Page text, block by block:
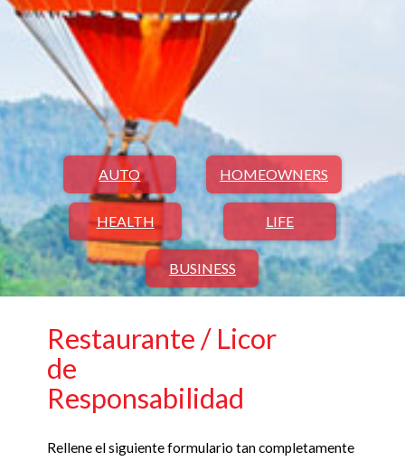
AUTO HOMEOWNERS
HEALTH LIFE
BUSINESS
Restaurante / Licor
de
Responsabilidad
Rellene el siguiente formulario tan completamente